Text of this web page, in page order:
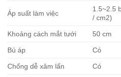
Áp suất làm việc
1.5~2.5
/ cm2)
Khoảng cách mắt tưới 50 cm
Bù áp Có
Chống dễ xâm lấn Có